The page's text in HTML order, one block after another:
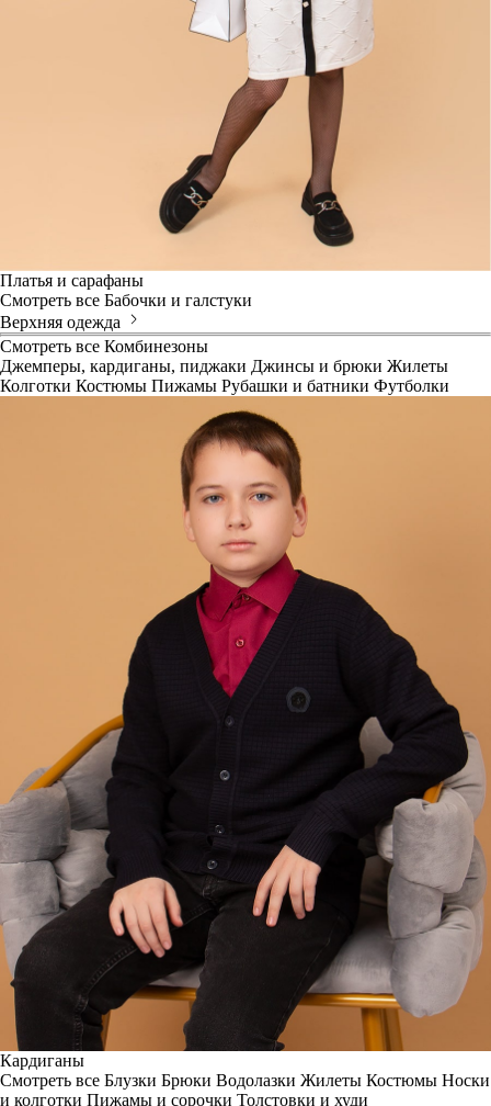
Платья и сарафаны
Смотреть все Бабочки и галстуки
Верхняя одежда
Смотреть все Комбинезоны
Джемперы, кардиганы, пиджаки Джинсы и брюки Жилеты
Колготки Костюмы Пижамы Рубашки и батники Футболки
Кардиганы
Смотреть все Блузки Брюки Водолазки Жилеты Костюмы Носки
и колготки Пижамы и сорочки Толстовки и худи